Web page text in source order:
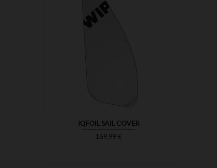
IQFOIL SAIL COVER
Prix
169,99 €